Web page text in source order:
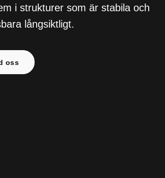
i strukturer som är stabila och
långsiktligt.
oss